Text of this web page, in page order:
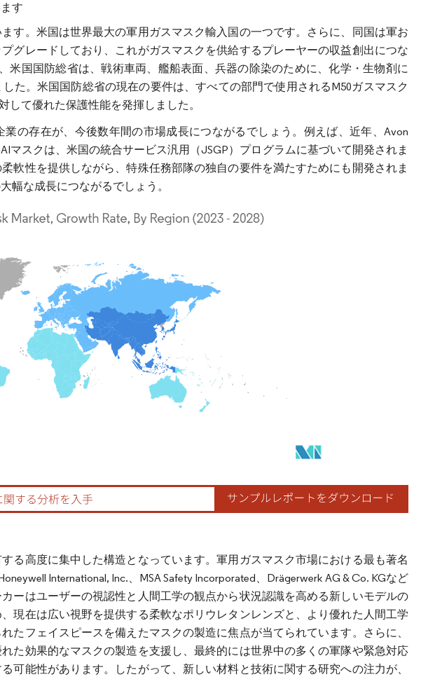
す
す。米国は世界最大の軍用ガスマスク輸入国の一つです。さらに、同国は軍お
グレードしており、これがガスマスクを供給するプレーヤーの収益創出につな
米国国防総省は、戦術車両、艦船表面、兵器の除染のために、化学・生物剤に
た。米国国防総省の現在の要件は、すべての部門で使用されるM50ガスマスク
して優れた保護性能を発揮しました。
の存在が、今後数年間の市場成長につながるでしょう。例えば、近年、Avon
マスクは、米国の統合サービス汎用（JSGP）プログラムに基づいて開発されま
軟性を提供しながら、特殊任務部隊の独自の要件を満たすためにも開発されま
幅な成長につながるでしょう。
です。
る高度に集中した構造となっています。軍用ガスマスク市場における最も著名
International, Inc.、MSA Safety Incorporated、Drägerwerk AG & Co. KGなど
ーはユーザーの視認性と人間工学の観点から状況認識を高める新しいモデルの
現在は広い視野を提供する柔軟なポリウレタンレンズと、より優れた人間工学
たフェイスピースを備えたマスクの製造に焦点が当てられています。さらに、
た効果的なマスクの製造を支援し、最終的には世界中の多くの軍隊や緊急対応
可能性があります。したがって、新しい材料と技術に関する研究への注力が、